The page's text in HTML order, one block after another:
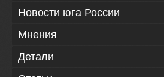
Новости юга России
Мнения
Детали